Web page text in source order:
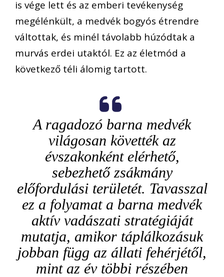
is vége lett és az emberi tevékenység
megélénkült, a medvék bogyós étrendre
váltottak, és minél távolabb húzódtak a
murvás erdei utaktól. Ez az életmód a
következő téli álomig tartott.
A ragadozó barna medvék
világosan követték az
évszakonként elérhető,
sebezhető zsákmány
előfordulási területét. Tavasszal
ez a folyamat a barna medvék
aktív vadászati stratégiáját
mutatja, amikor táplálkozásuk
jobban függ az állati fehérjétől,
mint az év többi részében